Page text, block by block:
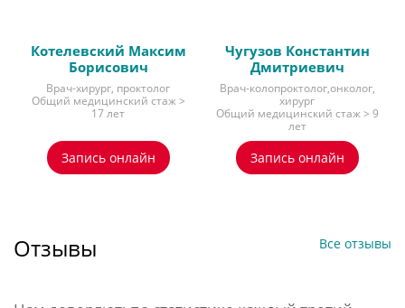
Котелевский Максим
Борисович
Врач-хирург, проктолог
Общий медицинский стаж >
17 лет
Запись онлайн
Чугузов Константин
Дмитриевич
Врач-колопроктолог,онколог,
хирург
Общий медицинский стаж > 9
лет
Запись онлайн
Отзывы Все отзывы